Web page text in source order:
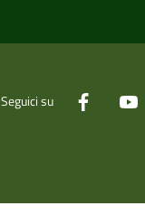
Seguici su